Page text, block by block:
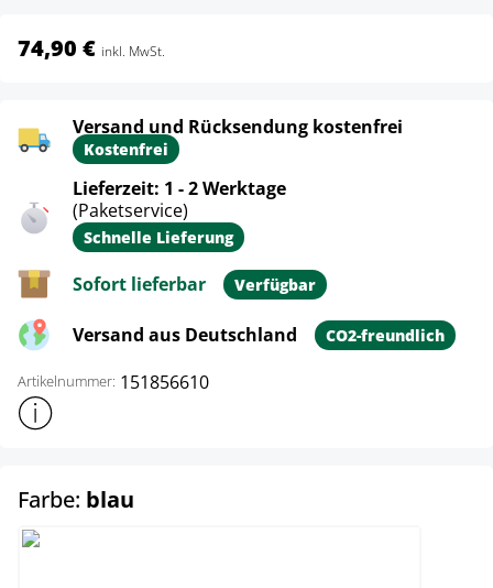
74,90 € inkl. MwSt.
Versand und Rücksendung kostenfrei
Kostenfrei
Lieferzeit: 1 - 2 Werktage
(Paketservice)
Schnelle Lieferung
Sofort lieferbar Verfügbar
Versand aus Deutschland CO2-freundlich
Artikelnummer: 151856610
Weitere Produktinformationen anzeigen
Farbe: blau